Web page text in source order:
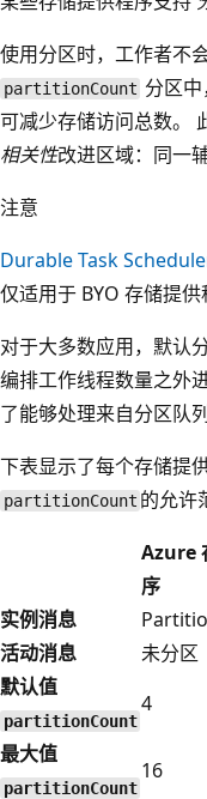
使用分区时，工作者不
partitionCount 分区
可减少存储访问总数。
相关性改进区域：同一
注意
Durable Task
仅适用于 BYO 存储提供
对于大多数应用，默认
编排工作线程数量之外
了能够处理来自分区队
下表显示了每个存储提
partitionCount 的允许
Azure
序
实例消息
活动消息
未分区
默认值
partitionCount
4
最大值
partitionCount
16